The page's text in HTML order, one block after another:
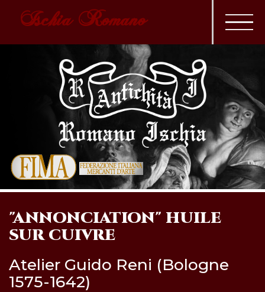
Ischia Romano
"ANNONCIATION" HUILE
SUR CUIVRE
Atelier Guido Reni (Bologne
1575-1642)